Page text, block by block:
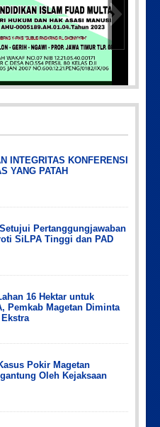
36-15-097
55-35-604
27-26-448
12.53.38
WA0043
INTEGRITAS KONFERENSI
YANG PATAH
Pertanggungjawaban
SiLPA Tinggi dan PAD
16 Hektar untuk
Pemkab Magetan Diminta
Pokir Magetan
Oleh Kejaksaan